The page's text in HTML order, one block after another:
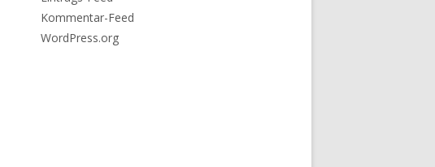
Kommentar-Feed
WordPress.org